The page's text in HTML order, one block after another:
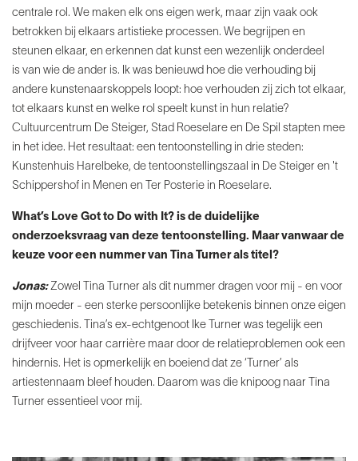
centrale rol. We maken elk ons eigen werk, maar zijn vaak ook
betrokken bij elkaars artistieke processen. We begrijpen en
steunen elkaar, en erkennen dat kunst een wezenlijk onderdeel
is van wie de ander is. Ik was benieuwd hoe die verhouding bij
andere kunstenaarskoppels loopt: hoe verhouden zij zich tot elkaar,
tot elkaars kunst en welke rol speelt kunst in hun relatie?
Cultuurcentrum De Steiger, Stad Roeselare en De Spil stapten mee
in het idee. Het resultaat: een tentoonstelling in drie steden:
Kunstenhuis Harelbeke, de tentoonstellingszaal in De Steiger en 't
Schippershof in Menen en Ter Posterie in Roeselare.
What’s Love Got to Do with It? is de duidelijke
onderzoeksvraag van deze tentoonstelling. Maar vanwaarde
keuze voor een nummer van Tina Turner als titel?
Jonas:Zowel Tina Turner als dit nummer dragen voor mij - en voor
mijn moeder - een sterke persoonlijke betekenis binnen onze eigen
geschiedenis. Tina’s ex-echtgenoot Ike Turner was tegelijk een
drijfveer voor haar carrière maar door de relatieproblemen ook een
hindernis. Het is opmerkelijk en boeiend dat ze ‘Turner’ als
artiestennaam bleef houden. Daarom was die knipoog naar Tina
Turner essentieel voor mij.